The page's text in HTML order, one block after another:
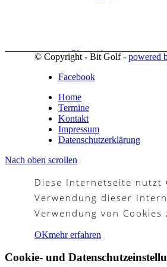
Platzreife
Golfregeln
Menü Menü
© Copyright - Bit Golf - powered
Facebook
Home
Termine
Kontakt
Impressum
Datenschutzerklärung
Nach oben scrollen
Diese Internetseite nutzt
Verwendung dieser
Verwendung von Cookies
OKmehr erfahren
Cookie- und